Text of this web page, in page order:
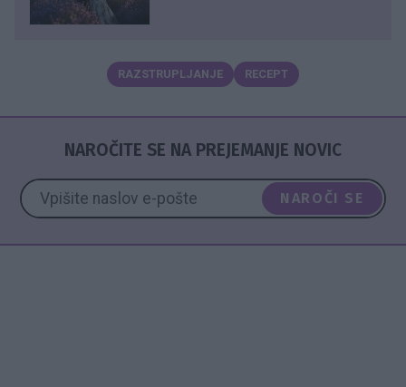
RAZSTRUPLJANJE RECEPT
NAROČITE SE NA PREJEMANJE NOVIC
NAROČI SE